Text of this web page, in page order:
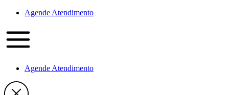
Agende Atendimento
Agende Atendimento